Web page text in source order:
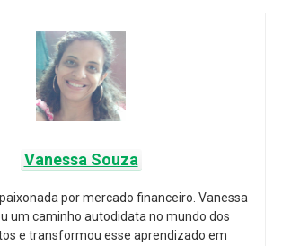
Vanessa Souza
por mercado financeiro. Vanessa
um caminho autodidata no mundo dos
e transformou esse aprendizado em